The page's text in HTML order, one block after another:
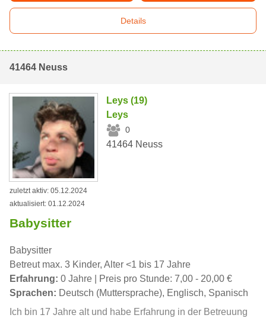
Details
41464 Neuss
Leys (19)
Leys
0
41464 Neuss
zuletzt aktiv: 05.12.2024
aktualisiert: 01.12.2024
Babysitter
Babysitter
Betreut max. 3 Kinder, Alter <1 bis 17 Jahre
Erfahrung: 0 Jahre | Preis pro Stunde: 7,00 - 20,00 €
Sprachen: Deutsch (Muttersprache), Englisch, Spanisch
Ich bin 17 Jahre alt und habe Erfahrung in der Betreuung